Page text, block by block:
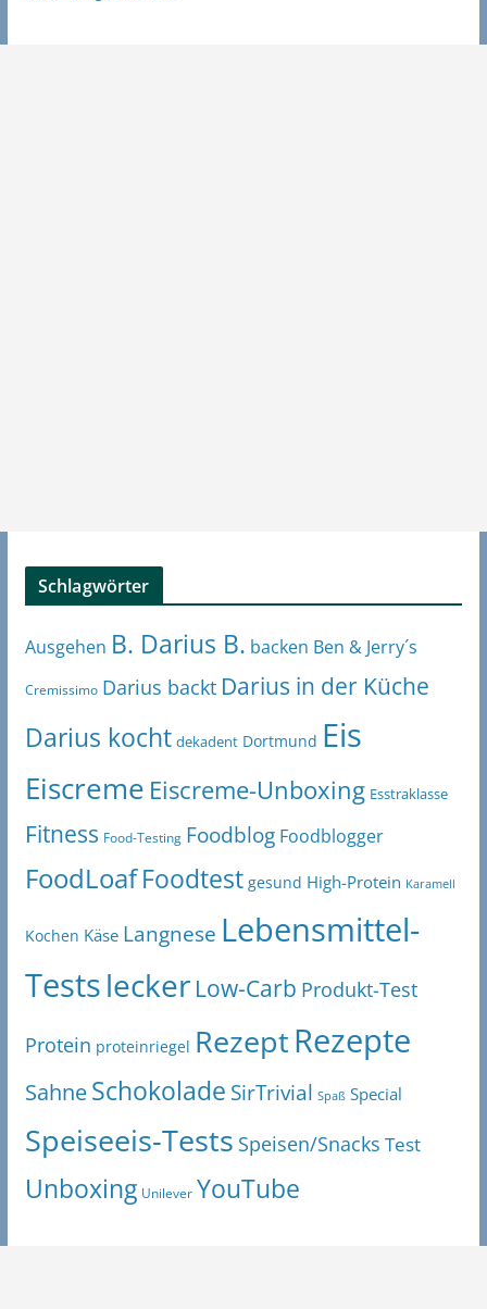
Schlagwörter
Ausgehen B. Darius B. backen Ben & Jerry´s
Cremissimo Darius backt Darius in der Küche
Darius kocht dekadent Dortmund Eis
Eiscreme Eiscreme-Unboxing Esstraklasse
Fitness Food-Testing Foodblog Foodblogger
FoodLoaf Foodtest gesund High-Protein Karamell
Kochen Käse Langnese Lebensmittel-
Testslecker Low-Carb Produkt-Test
Protein proteinriegel RezeptRezepte
SahneSchokolade SirTrivial Spaß Special
Speiseeis-Tests Speisen/Snacks Test
Unboxing Unilever YouTube